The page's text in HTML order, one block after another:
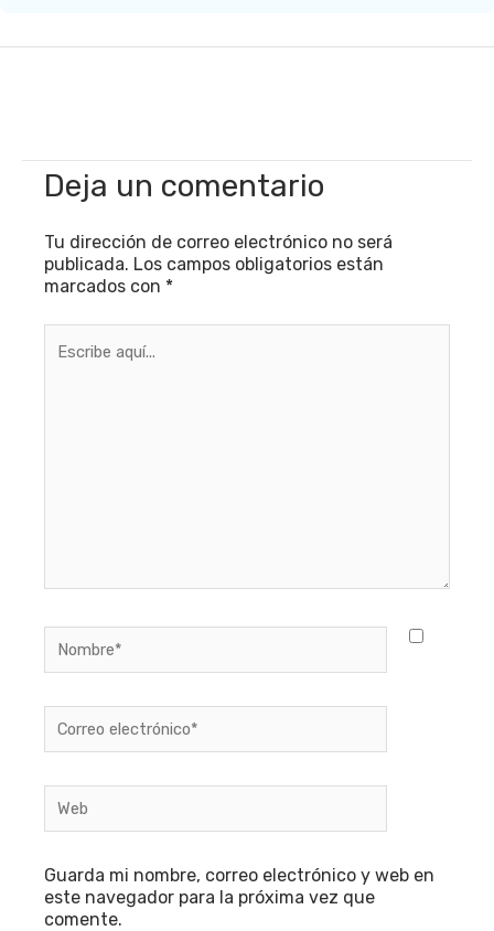
Deja un comentario
Tu dirección de correo electrónico no será
publicada. Los campos obligatorios están
marcados con *
aquí...
electrónico*
Guarda mi nombre, correo electrónico y web en
este navegador para la próxima vez que
comente.